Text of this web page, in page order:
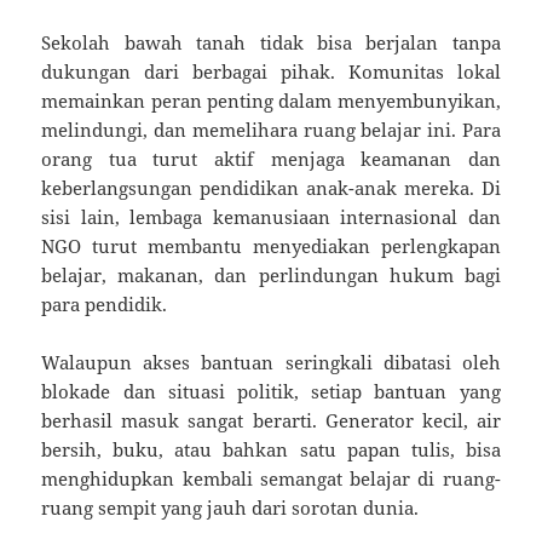
Sekolah bawah tanah tidak bisa berjalan tanpa
dukungan dari berbagai pihak. Komunitas lokal
memainkan peran penting dalam menyembunyikan,
melindungi, dan memelihara ruang belajar ini. Para
orang tua turut aktif menjaga keamanan dan
keberlangsungan pendidikan anak-anak mereka. Di
sisi lain, lembaga kemanusiaan internasional dan
NGO turut membantu menyediakan perlengkapan
belajar, makanan, dan perlindungan hukum bagi
para pendidik.
Walaupun akses bantuan seringkali dibatasi oleh
blokade dan situasi politik, setiap bantuan yang
berhasil masuk sangat berarti. Generator kecil, air
bersih, buku, atau bahkan satu papan tulis, bisa
menghidupkan kembali semangat belajar di ruang-
ruang sempit yang jauh dari sorotan dunia.